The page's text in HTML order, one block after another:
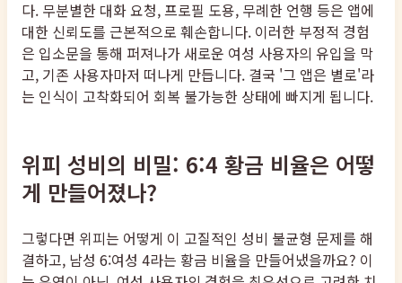
다. 무분별한 대화 요청, 프로필 도용, 무례한 언행 등은 앱에
대한 신뢰도를 근본적으로 훼손합니다. 이러한 부정적 경험
은 입소문을 통해 퍼져나가 새로운 여성 사용자의 유입을 막
고, 기존 사용자마저 떠나게 만듭니다. 결국 '그 앱은 별로'라
는 인식이 고착화되어 회복 불가능한 상태에 빠지게 됩니다.
위피 성비의 비밀: 6:4 황금 비율은 어떻
게 만들어졌나?
그렇다면 위피는 어떻게 이 고질적인 성비 불균형 문제를 해
결하고, 남성 6:여성 4라는 황금 비율을 만들어냈을까요? 이